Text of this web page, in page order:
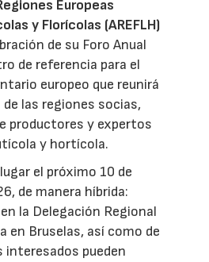
Europeas
y Florícolas (AREFLH)
de su Foro Anual
de referencia para el
europeo que reunirá
las regiones socias,
productores y expertos
y hortícola.
el próximo 10 de
de manera híbrida:
la Delegación Regional
en Bruselas, así como de
pueden